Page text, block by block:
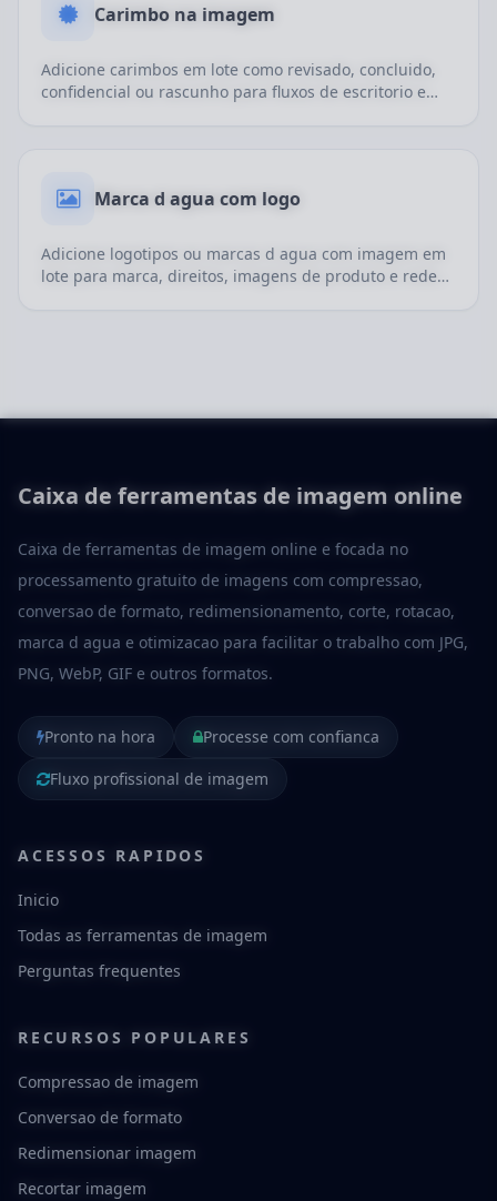
Carimbo na imagem
Adicione carimbos em lote como revisado, concluido,
confidencial ou rascunho para fluxos de escritorio e
Marca d agua com logo
Adicione logotipos ou marcas d agua com imagem em
lote para marca, direitos, imagens de produto e redes
Caixa de ferramentas de imagem online
Caixa de ferramentas de imagem online e focada no
processamento gratuito de imagens com compressao,
conversao de formato, redimensionamento, corte, rotacao,
marca d agua e otimizacao para facilitar o trabalho com JPG,
PNG, WebP, GIF e outros formatos.
Pronto na hora
Processe com confianca
Fluxo profissional de imagem
ACESSOS RAPIDOS
Inicio
Todas as ferramentas de imagem
Perguntas frequentes
RECURSOS POPULARES
Compressao de imagem
Conversao de formato
Redimensionar imagem
Recortar imagem